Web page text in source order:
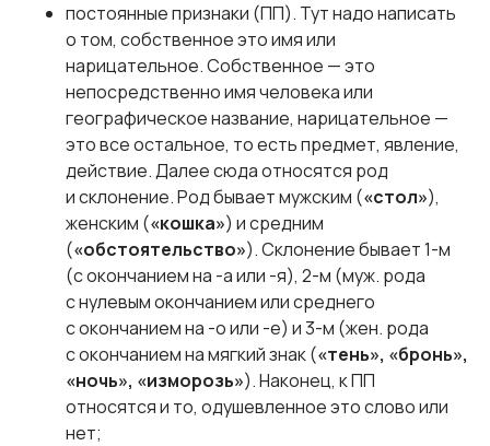
постоянные признаки (ПП). Тут надо написать
о том, собственное это имя или
нарицательное. Собственное — это
непосредственно имя человека или
географическое название, нарицательное —
это все остальное, то есть предмет, явление,
действие. Далее сюда относятся род
и склонение. Род бывает мужским («стол»),
женским («кошка») и средним
(«обстоятельство»). Склонение бывает 1-м
(с окончанием на -а или -я), 2-м (муж. рода
с нулевым окончанием или среднего
с окончанием на -о или -е) и 3-м (жен. рода
с окончанием на мягкий знак («тень», «бронь»,
«ночь», «изморозь»). Наконец, к ПП
относятся и то, одушевленное это слово или
нет;